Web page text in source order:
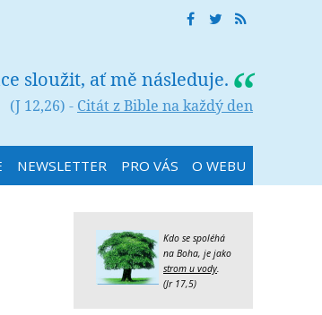
sloužit, ať mě následuje.
(J 12,26) - Citát z Bible na každý den
NEWSLETTER PRO VÁS O WEBU
Kdo se spoléhá
na Boha, je jako
strom u vody.
(Jr 17,5)